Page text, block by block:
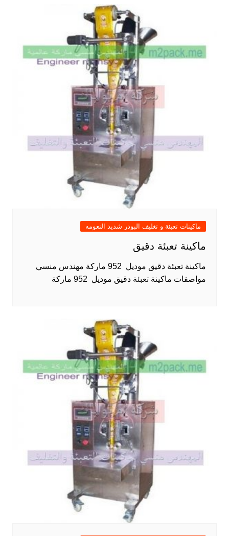
ماكينات تعبئة و تغليف البودر شديد النعومه
ماكينة تعبئة دقيق
ماكينة تعبئة دقيق موديل 952 ماركة مهندس منسي
مواصفات ماكينة تعبئة دقيق موديل 952 ماركة